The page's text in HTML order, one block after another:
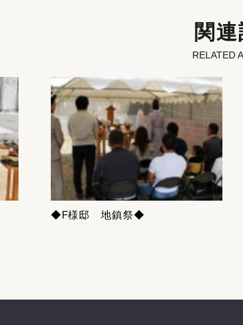
関
RELATED
◆F様邸 地鎮祭◆